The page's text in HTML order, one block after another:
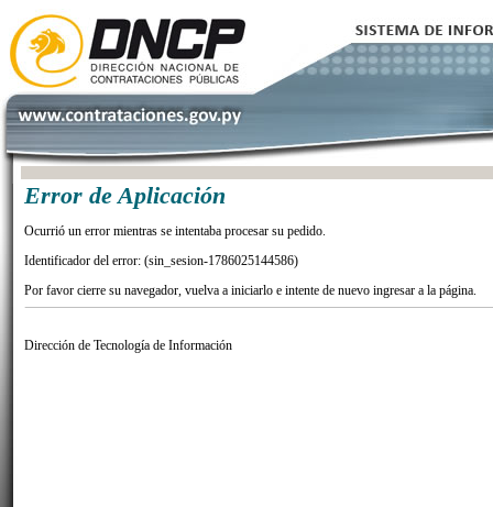
Error de Aplicación
Ocurrió un error mientras se intentaba procesar su pedido.
Identificador del error: (sin_sesion-1786025144586)
Por favor cierre su navegador, vuelva a iniciarlo e intente de nuevo ingresar a la página.
Dirección de Tecnología de Información